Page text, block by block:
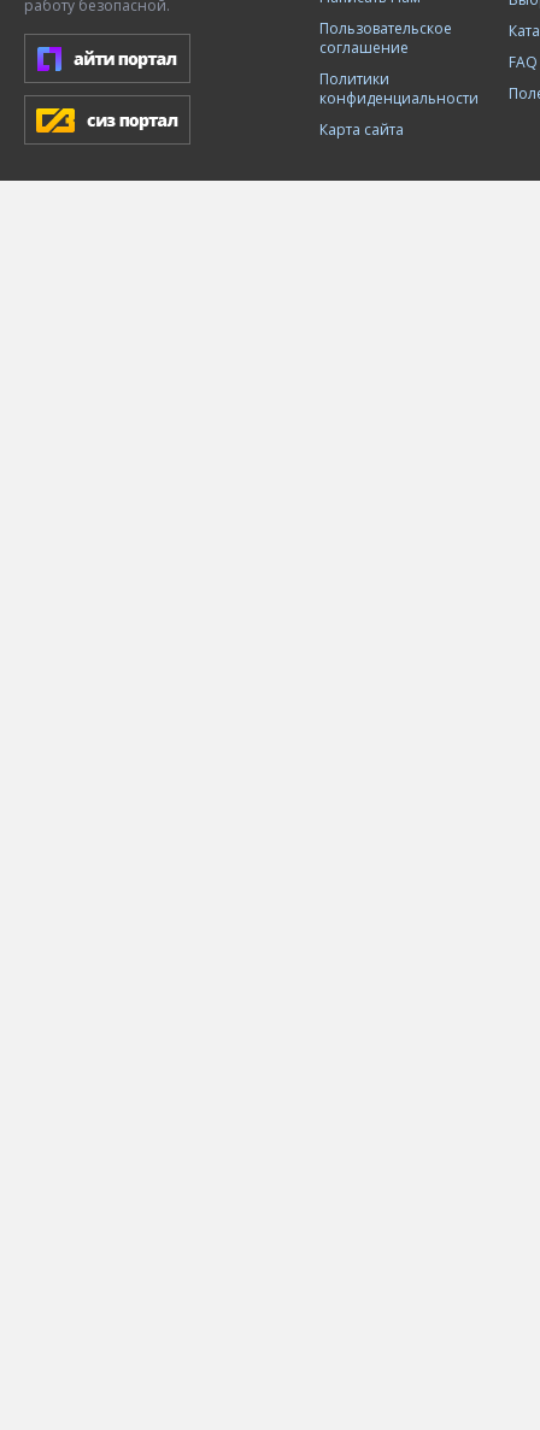
работу безопасной.
Пользовательское
соглашение
Политики
конфиденциальности
Карта сайта
FAQ